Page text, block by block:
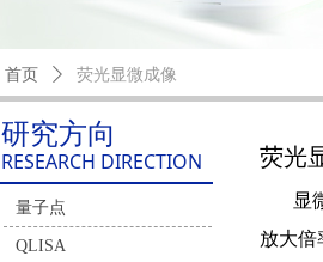
首页 ꄲ 荧光显微成像
荧光
显微
放大
量子点
QLISA
研究方向
RESEARCH DIRECTION